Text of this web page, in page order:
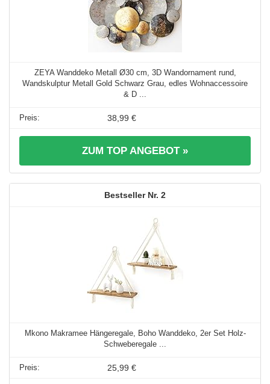
ZEYA Wanddeko Metall Ø30 cm, 3D Wandornament rund,
Wandskulptur Metall Gold Schwarz Grau, edles Wohnaccessoire
& D ...
38,99 €
ZUM TOP ANGEBOT »
2
Mkono Makramee Hängeregale, Boho Wanddeko, 2er Set Holz-
Schweberegale ...
25,99 €